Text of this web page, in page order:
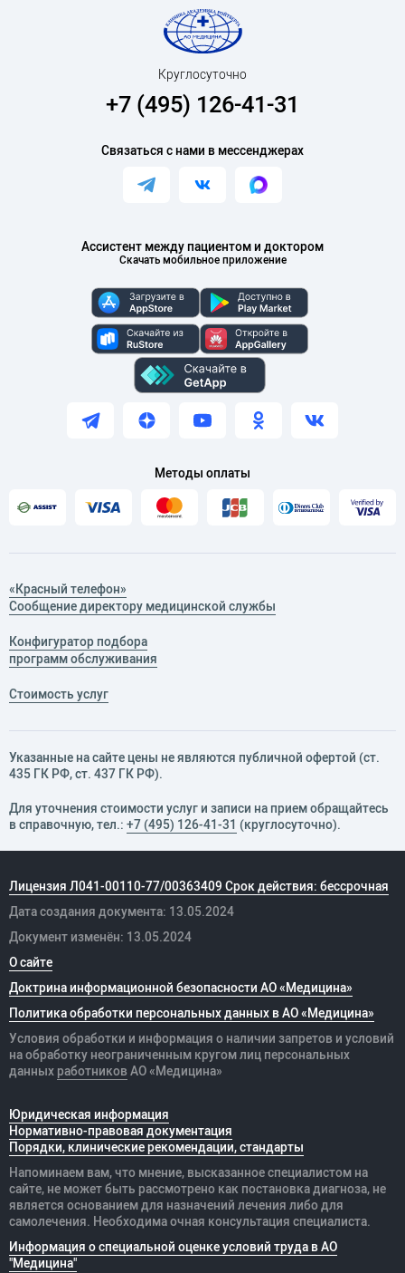
Ассистент между пациентом и доктором
Скачать мобильное приложение
Круглосуточно
+7 (495) 126-41-31
Связаться с нами в мессенджерах
Методы оплаты
«Красный телефон»
Сообщение директору медицинской службы
Конфигуратор подбора
программ обслуживания
Стоимость услуг
Указанные на сайте цены не являются публичной офертой (ст.
435 ГК РФ, cт. 437 ГК РФ).
Для уточнения стоимости услуг и записи на прием обращайтесь
в справочную, тел.: +7 (495) 126-41-31 (круглосуточно).
Лицензия Л041-00110-77/00363409 Срок действия: бессрочная
Дата создания документа: 13.05.2024
Документ изменён: 13.05.2024
О сайте
Доктрина информационной безопасности АО «Медицина»
Политика обработки персональных данных в АО «Медицина»
Условия обработки и информация о наличии запретов и условий
на обработку неограниченным кругом лиц персональных
данных работников АО «Медицина»
Юридическая информация
Нормативно-правовая документация
Порядки, клинические рекомендации, стандарты
Напоминаем вам, что мнение, высказанное специалистом на
сайте, не может быть рассмотрено как постановка диагноза, не
является основанием для назначений лечения либо для
самолечения. Необходима очная консультация специалиста.
Информация о специальной оценке условий труда в АО
"Медицина"